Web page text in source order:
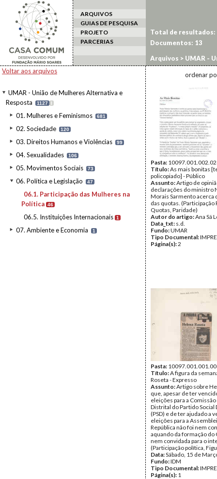
ARQUIVOS
GUIAS DE PESQUISA
PROJETO
PARCERIAS
Voltar aos arquivos
UMAR - União de Mulheres Alternativa e
Resposta
1127 I
01. Mulheres e Feminismos 681
02. Sociedade 120
03. Direitos Humanos e Violências 99
04. Sexualidades 106
05. Movimentos Sociais 73
06. Política e Legislação 47
06.1. Participação das Mulheres na
Política 46
06.5. Instituições Internacionais 1
07. Ambiente e Economia 1
Total de resultados:
Documentos: 13
Arquivos > UMAR -
Participação das
ordenar
Pasta:
Título:As mais bonitas
policopiado] - Público
Assunto:Artigo de
declarações do ministro
Morais Sarmento acerca
das quotas. (Participação
Quotas, Paridade)
Autor do artigo:Ana Sá
Data_txt: s.d.
Fundo:UMAR
Tipo Documental:
Página(s):2
Pasta:
Título:A figura da
Roseta - Expresso
Assunto:Artigo sobre
que, apesar de ter
eleições para a
Distrital do Partido Social
(PSD) e de ter ajudado a
eleições para a
República não foi nem
aquando da formação do
nem convidada para o
(Participação política,
Data:Sábado, 15 de
Fundo:IDM
Tipo Documental:
Página(s): 1